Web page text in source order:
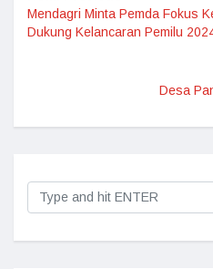
Mendagri Minta Pemda Fokus
Dukung Kelancaran Pemilu
Desa